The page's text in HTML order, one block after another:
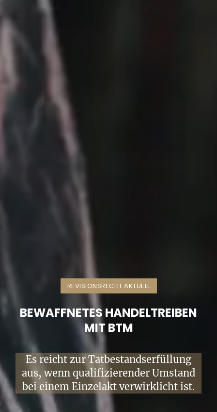
BEWAFFNETES HANDELTREIBEN
MIT BTM
Es reicht zur Tatbestandserfüllung
aus, wenn qualifizierender Umstand
bei einem Einzelakt verwirklicht ist.
REVISIONSRECHT AKTUELL